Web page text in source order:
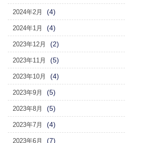
2024年2月 (4)
2024年1月 (4)
2023年12月 (2)
2023年11月 (5)
2023年10月 (4)
2023年9月 (5)
2023年8月 (5)
2023年7月 (4)
2023年6月 (7)